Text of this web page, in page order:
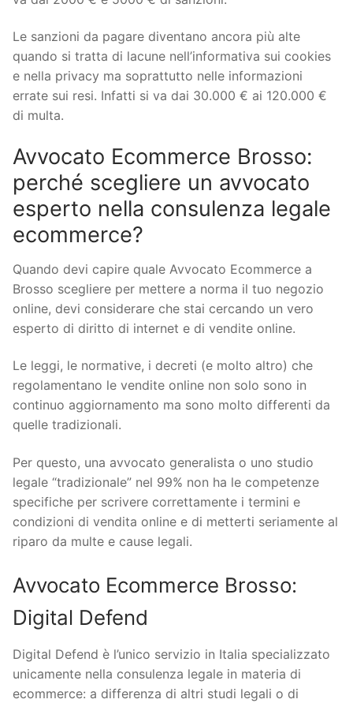
Le sanzioni da pagare diventano ancora più alte
quando si tratta di lacune nell’informativa sui cookies
e nella privacy ma soprattutto nelle informazioni
errate sui resi. Infatti si va dai 30.000 € ai 120.000 €
di multa.
Avvocato Ecommerce Brosso:
perché scegliere un avvocato
esperto nella consulenza legale
ecommerce?
Quando devi capire quale Avvocato Ecommerce a
Brosso scegliere per mettere a norma il tuo negozio
online, devi considerare che stai cercando un vero
esperto di diritto di internet e di vendite online.
Le leggi, le normative, i decreti (e molto altro) che
regolamentano le vendite online non solo sono in
continuo aggiornamento ma sono molto differenti da
quelle tradizionali.
Per questo, una avvocato generalista o uno studio
legale “tradizionale” nel 99% non ha le competenze
specifiche per scrivere correttamente i termini e
condizioni di vendita online e di metterti seriamente al
riparo da multe e cause legali.
Avvocato Ecommerce Brosso:
Digital Defend
Digital Defend è l’unico servizio in Italia specializzato
unicamente nella consulenza legale in materia di
ecommerce: a differenza di altri studi legali o di